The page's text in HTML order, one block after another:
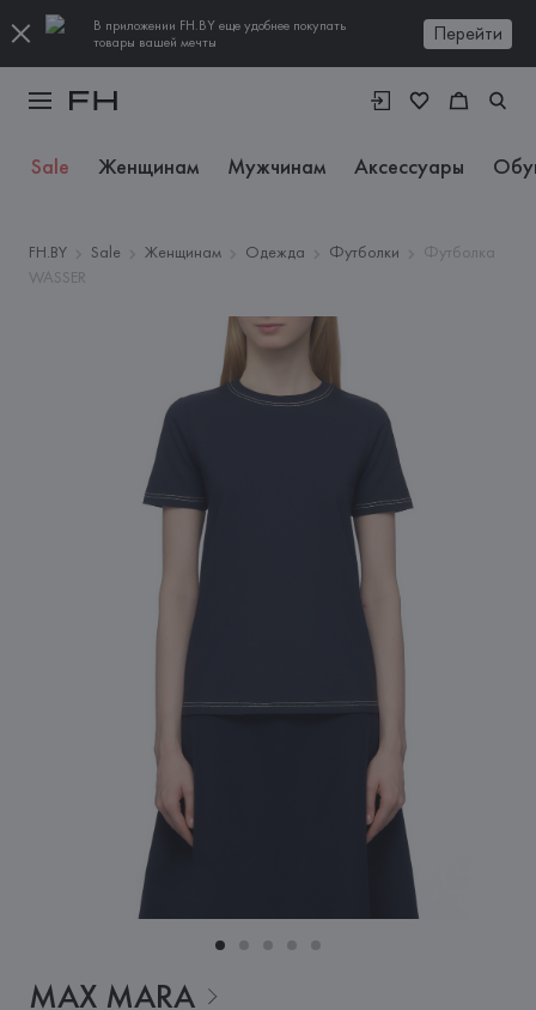
В приложении FH.BY еще удобнее покупать
товары вашей мечты
Перейти
Sale Женщинам Мужчинам Аксессуары
FH.BY Sale Женщинам Одежда Футболки
Футболка
WASSER
MAX MARA